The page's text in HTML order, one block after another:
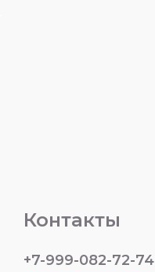
Контакты
+7-999-082-72-74